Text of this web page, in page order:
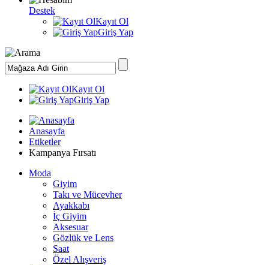
Destek
Kayıt Ol
Giriş Yap
Kayıt Ol
Giriş Yap
Anasayfa
Etiketler
Kampanya Fırsatı
Moda
Giyim
Takı ve Mücevher
Ayakkabı
İç Giyim
Aksesuar
Gözlük ve Lens
Saat
Özel Alışveriş